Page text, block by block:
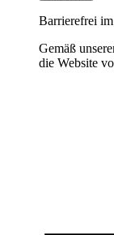
Barrierefrei
Gemäß
die Website